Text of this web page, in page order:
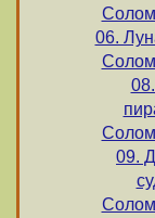
06.
09.